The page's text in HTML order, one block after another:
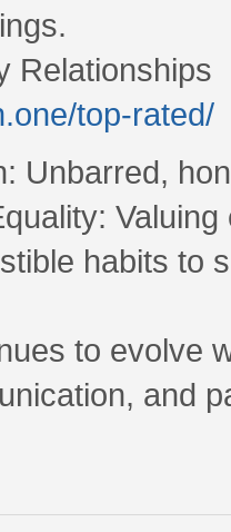
Relationships
top-rated/
Unbarred,
habits to
to evolve
and